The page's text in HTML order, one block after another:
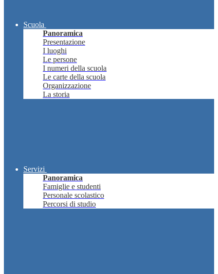
Scuola
Panoramica
Presentazione
I luoghi
Le persone
I numeri della scuola
Le carte della scuola
Organizzazione
La storia
Servizi
Panoramica
Famiglie e studenti
Personale scolastico
Percorsi di studio